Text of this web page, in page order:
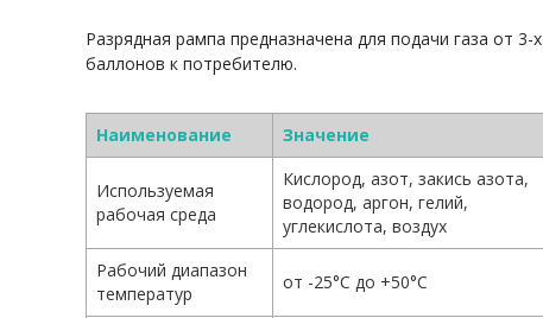
Разрядная рампа предназначена для подачи газа от 3-х
баллонов к потребителю.
Наименование Значение
Используемая
рабочая среда
Кислород, азот, закись азота,
водород, аргон, гелий,
углекислота, воздух
Рабочий диапазон
температур
от -25°С до +50°С